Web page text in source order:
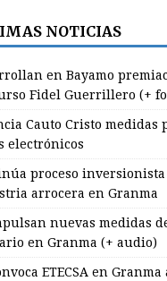
NOTICIAS
en Bayamo
Fidel Guerrillero (+
Cauto Cristo medidas
electrónicos
proceso inversionista
arrocera en Granma
nuevas medidas
en Granma (+ audio)
ETECSA en